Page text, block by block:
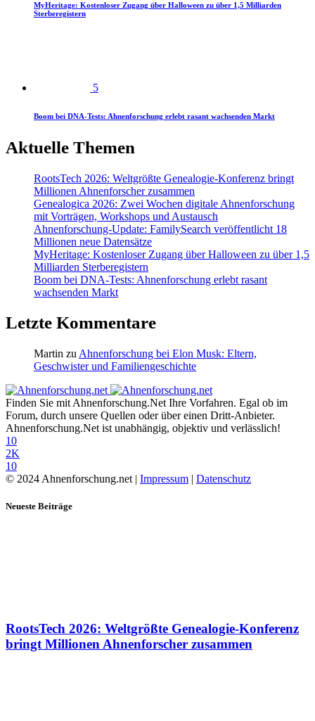
MyHeritage: Kostenloser Zugang über Halloween zu über 1,5 Milliarden
Sterberegistern
5
Boom bei DNA-Tests: Ahnenforschung erlebt rasant wachsenden Markt
Aktuelle Themen
RootsTech 2026: Weltgrößte Genealogie-Konferenz bringt
Millionen Ahnenforscher zusammen
Genealogica 2026: Zwei Wochen digitale Ahnenforschung
mit Vorträgen, Workshops und Austausch
Ahnenforschung-Update: FamilySearch veröffentlicht 18
Millionen neue Datensätze
MyHeritage: Kostenloser Zugang über Halloween zu über 1,5
Milliarden Sterberegistern
Boom bei DNA-Tests: Ahnenforschung erlebt rasant
wachsenden Markt
Letzte Kommentare
Martin zu Ahnenforschung bei Elon Musk: Eltern,
Geschwister und Familiengeschichte
Finden Sie mit Ahnenforschung.Net Ihre Vorfahren. Egal ob im
Forum, durch unsere Quellen oder über einen Dritt-Anbieter.
Ahnenforschung.Net ist unabhängig, objektiv und verlässlich!
10
2K
10
© 2024 Ahnenforschung.net | Impressum | Datenschutz
Neueste Beiträge
RootsTech 2026: Weltgrößte Genealogie-Konferenz
bringt Millionen Ahnenforscher zusammen